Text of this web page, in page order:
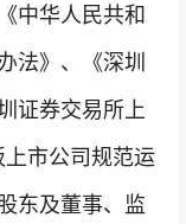
中华人民共和
法》、《深圳
证券交易所上
市公司规范运
东及董事、监